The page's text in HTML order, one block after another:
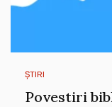
ȘTIRI
Povestiri